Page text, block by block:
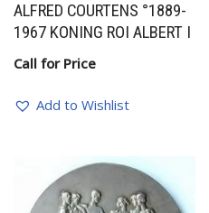
ALFRED COURTENS °1889-
1967 KONING ROI ALBERT I
Call for Price
Add to Wishlist